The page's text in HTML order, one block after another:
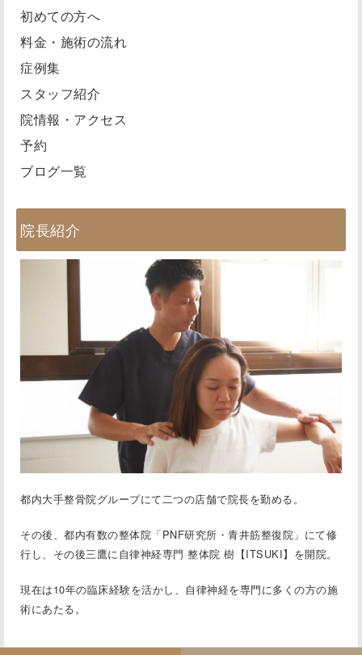
初めての方へ
料金・施術の流れ
症例集
スタッフ紹介
院情報・アクセス
予約
ブログ一覧
院長紹介
都内大手整骨院グループにて二つの店舗で院⻑を勤める。
その後、都内有数の整体院「PNF研究所・⻘井筋整復院」にて修
行し、その後三鷹に自律神経専門 整体院 樹【ITSUKI】 を開院。
現在は10年の臨床経験を活かし、自律神経を専門に多くの方の施
術にあたる。